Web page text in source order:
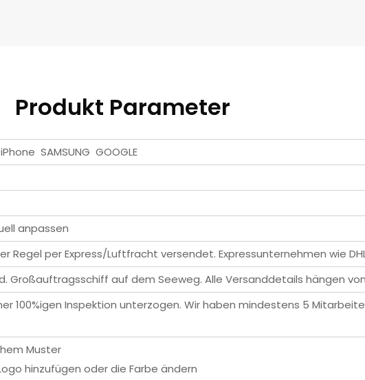
Produkt Parameter
SAMSUNG GOOGLE
anpassen
per Express/Luftfracht versendet. Expressunternehmen wie DHL,
Großauftragsschiff auf dem Seeweg. Alle Versanddetails hängen
100%igen Inspektion unterzogen. Wir haben mindestens 5
Muster
hinzufügen oder die Farbe ändern